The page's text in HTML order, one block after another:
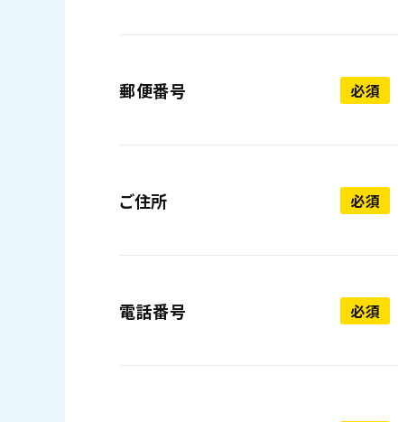
郵便番号 必須
ご住所 必須
電話番号 必須